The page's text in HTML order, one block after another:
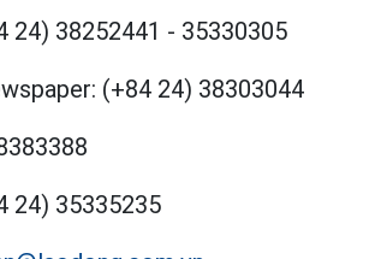
24) 38252441 - 35330305
(+84 24) 38303044
24) 35335235